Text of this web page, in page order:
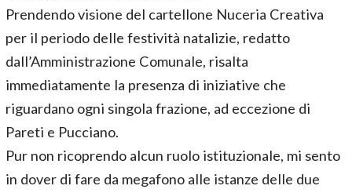
Prendendo visione del cartellone Nuceria Creativa
per il periodo delle festività natalizie, redatto
dall’Amministrazione Comunale, risalta
immediatamente la presenza di iniziative che
riguardano ogni singola frazione, ad eccezione di
Pareti e Pucciano.
Pur non ricoprendo alcun ruolo istituzionale, mi sento
in dover di fare da megafono alle istanze delle due